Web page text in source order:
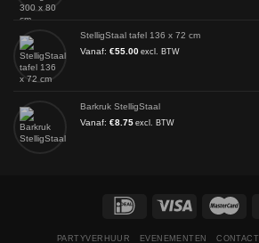
StelligStaal tafel 136 x 72 cm
Vanaf: €55.00 excl. BTW
Barkruk StelligStaal
Vanaf: €8.75 excl. BTW
PARTYVERHUUR EVENEMENTEN CONTACT